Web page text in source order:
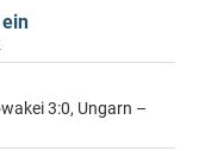
3:0, Ungarn –